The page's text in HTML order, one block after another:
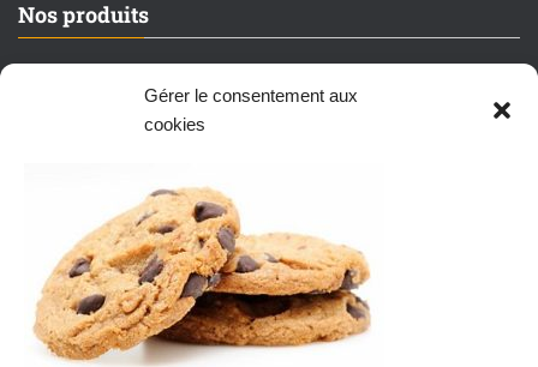
Gérer le consentement aux
cookies
Nos produits
Sets LEGO neufs/scellés
Sets LEGO reconditionnés
Mentions légales
CGV et mentions légales